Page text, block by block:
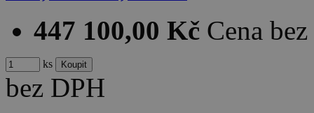
447 100,00 Kč Cena
ks
bez DPH